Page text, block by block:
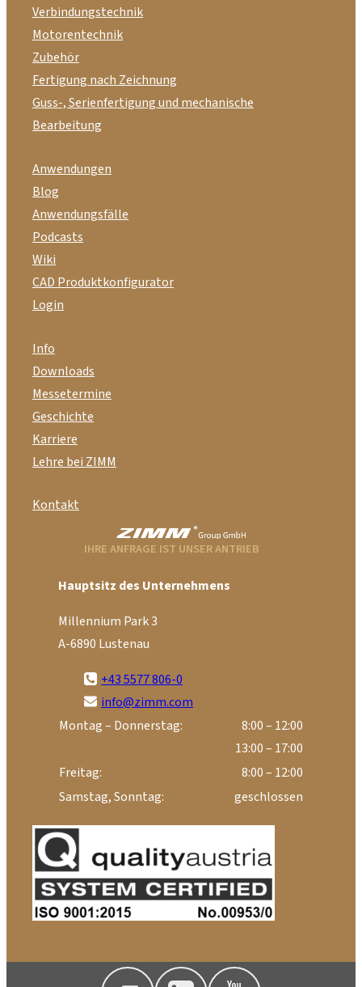
Verbindungstechnik
Motorentechnik
Zubehör
Fertigung nach Zeichnung
Guss-, Serienfertigung und mechanische
Bearbeitung
Anwendungen
Blog
Anwendungsfälle
Podcasts
Wiki
CAD Produktkonfigurator
Login
Info
Downloads
Messetermine
Geschichte
Karriere
Lehre bei ZIMM
Kontakt
IHRE ANFRAGE IST UNSER ANTRIEB
Hauptsitz des Unternehmens
Millennium Park 3
A-6890 Lustenau
+43 5577 806-0
info@zimm.com
Montag – Donnerstag:
8:00 – 12:00
13:00 – 17:00
Freitag:
8:00 – 12:00
Samstag, Sonntag:
geschlossen